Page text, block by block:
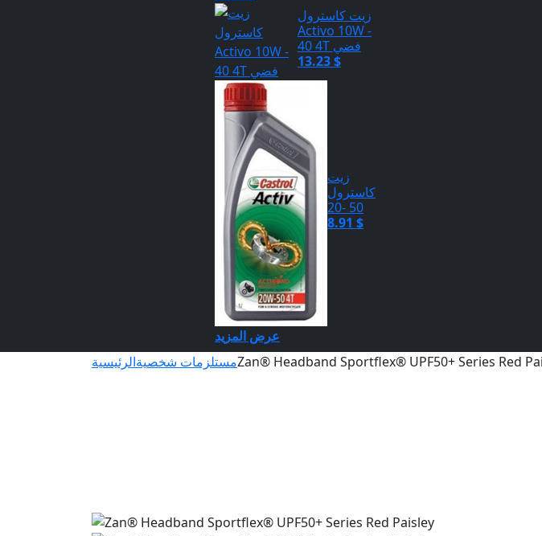
زيت كاسترول
Activo 10W -
40 4T فضي
13.23 $
زيت
كاسترول
50 -20
8.91 $
عرض المزيد
الرئيسيةمستلزمات شخصيةZan® Headband Sportflex® UPF50+ Series Red